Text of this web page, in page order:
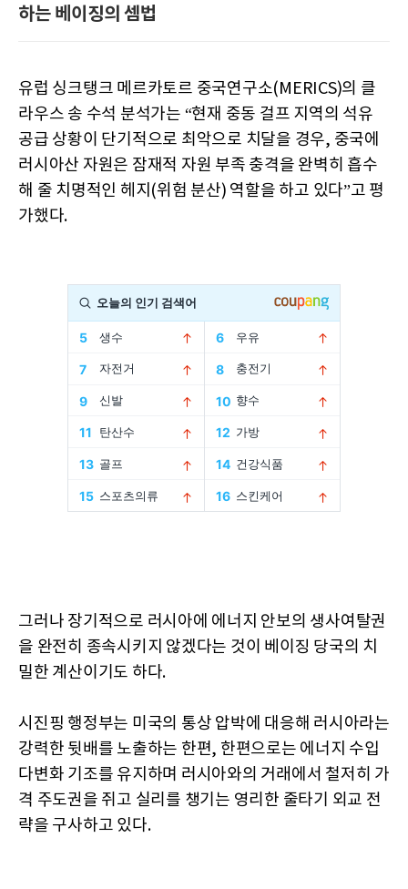
하는 베이징의 셈법
유럽 싱크탱크 메르카토르 중국연구소(MERICS)의 클
라우스 송 수석 분석가는 “현재 중동 걸프 지역의 석유
공급 상황이 단기적으로 최악으로 치달을 경우, 중국에
러시아산 자원은 잠재적 자원 부족 충격을 완벽히 흡수
해 줄 치명적인 헤지(위험 분산) 역할을 하고 있다”고 평
가했다.
그러나 장기적으로 러시아에 에너지 안보의 생사여탈권
을 완전히 종속시키지 않겠다는 것이 베이징 당국의 치
밀한 계산이기도 하다.
시진핑 행정부는 미국의 통상 압박에 대응해 러시아라는
강력한 뒷배를 노출하는 한편, 한편으로는 에너지 수입
다변화 기조를 유지하며 러시아와의 거래에서 철저히 가
격 주도권을 쥐고 실리를 챙기는 영리한 줄타기 외교 전
략을 구사하고 있다.